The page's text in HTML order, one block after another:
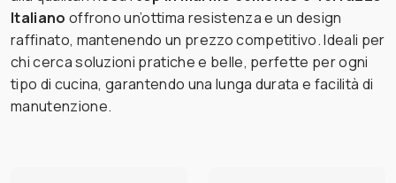
Italiano offrono un’ottima resistenza e un design
raffinato, mantenendo un prezzo competitivo. Ideali per
chi cerca soluzioni pratiche e belle, perfette per ogni
tipo di cucina, garantendo una lunga durata e facilità di
manutenzione.